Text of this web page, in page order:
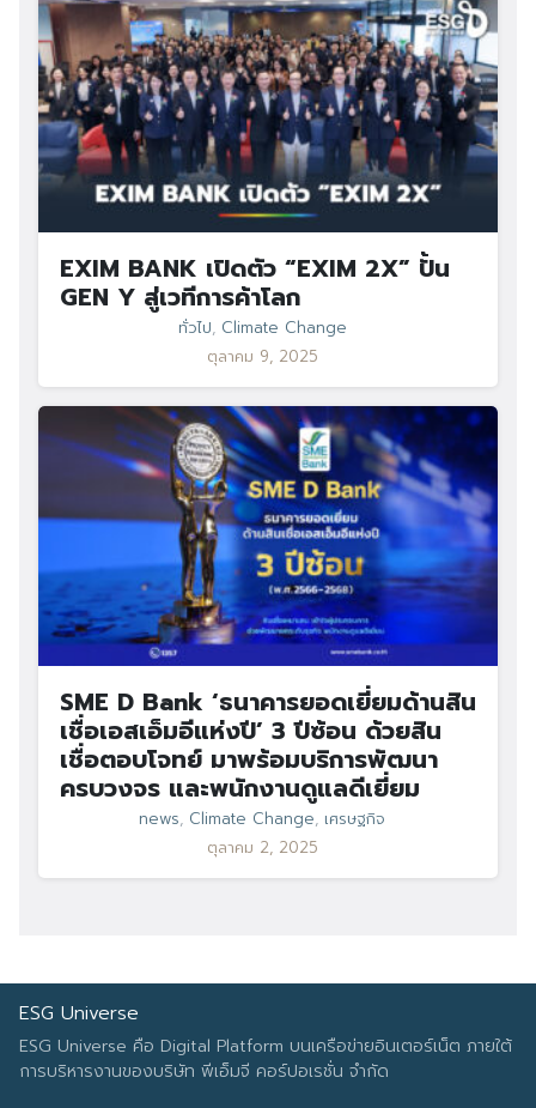
EXIM BANK เปิดตัว “EXIM 2X” ปั้น
GEN Y สู่เวทีการค้าโลก
ทั่วไป, Climate Change
ตุลาคม 9, 2025
SME D Bank ‘ธนาคารยอดเยี่ยมด้านสิน
เชื่อเอสเอ็มอีแห่งปี’ 3 ปีซ้อน ด้วยสิน
เชื่อตอบโจทย์ มาพร้อมบริการพัฒนา
ครบวงจร และพนักงานดูแลดีเยี่ยม
news, Climate Change, เศรษฐกิจ
ตุลาคม 2, 2025
ESG Universe
ESG Universe คือ Digital Platform บนเครือข่ายอินเตอร์เน็ต ภายใต้
การบริหารงานของบริษัท พีเอ็มจี คอร์ปอเรชั่น จำกัด